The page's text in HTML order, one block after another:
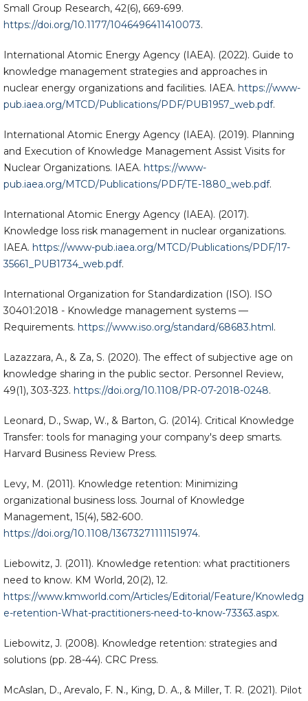
Small Group Research, 42(6), 669-699.
https://doi.org/10.1177/1046496411410073.
International Atomic Energy Agency (IAEA). (2022). Guide to
knowledge management strategies and approaches in
nuclear energy organizations and facilities. IAEA. https://www-
pub.iaea.org/MTCD/Publications/PDF/PUB1957_web.pdf.
International Atomic Energy Agency (IAEA). (2019). Planning
and Execution of Knowledge Management Assist Visits for
Nuclear Organizations. IAEA. https://www-
pub.iaea.org/MTCD/Publications/PDF/TE-1880_web.pdf.
International Atomic Energy Agency (IAEA). (2017).
Knowledge loss risk management in nuclear organizations.
IAEA. https://www-pub.iaea.org/MTCD/Publications/PDF/17-
35661_PUB1734_web.pdf.
International Organization for Standardization (ISO). ISO
30401:2018 - Knowledge management systems —
Requirements. https://www.iso.org/standard/68683.html.
Lazazzara, A., & Za, S. (2020). The effect of subjective age on
knowledge sharing in the public sector. Personnel Review,
49(1), 303-323. https://doi.org/10.1108/PR-07-2018-0248.
Leonard, D., Swap, W., & Barton, G. (2014). Critical Knowledge
Transfer: tools for managing your company's deep smarts.
Harvard Business Review Press.
Levy, M. (2011). Knowledge retention: Minimizing
organizational business loss. Journal of Knowledge
Management, 15(4), 582-600.
https://doi.org/10.1108/13673271111151974.
Liebowitz, J. (2011). Knowledge retention: what practitioners
need to know. KM World, 20(2), 12.
https://www.kmworld.com/Articles/Editorial/Feature/Knowledg
e-retention-What-practitioners-need-to-know-73363.aspx.
Liebowitz, J. (2008). Knowledge retention: strategies and
solutions (pp. 28-44). CRC Press.
McAslan, D., Arevalo, F. N., King, D. A., & Miller, T. R. (2021). Pilot